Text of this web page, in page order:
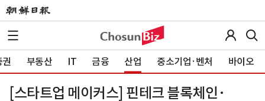
부동산 IT 금융 산업 중소기업·벤처 바이오
[스타트업 메이커스] 핀테크 블록체인·